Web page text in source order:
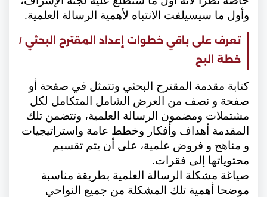
وأول ما سيسيلفت الانتباه لأهمية الرسالة العلمية.
تعرف على باقي خطوات إعداد المقترح البحثي /
خطة البح
كتابة مقدمة المقترح البحثي وتتمثل في صفحة أو
صفحة و نصف من العرض الشامل المتكامل لكل
مشتملات ومضمون الرسالة العلمية، وتتضمن تلك
المقدمة أهداف وأفكار وخطط عامة واستراتيجيات
و مناهج و فروض علمية، على أن يتم تقسيم
محتوياتها إلى فقرات.
صياغة مشكلة الرسالة العلمية بطريقة مناسبة
موضحا أهمية تلك المشكلة من جميع النواحي